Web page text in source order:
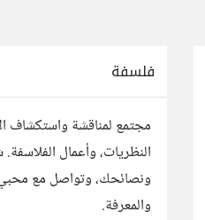
فلسفة
مجتمع لمناقشة واستكشاف
النظريات، وأعمال
ونصائحك، وتواصل مع محبي
والمعرفة.